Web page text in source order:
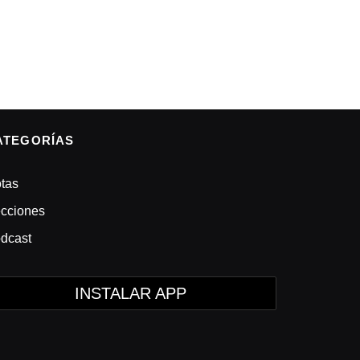
INSTALAR APP